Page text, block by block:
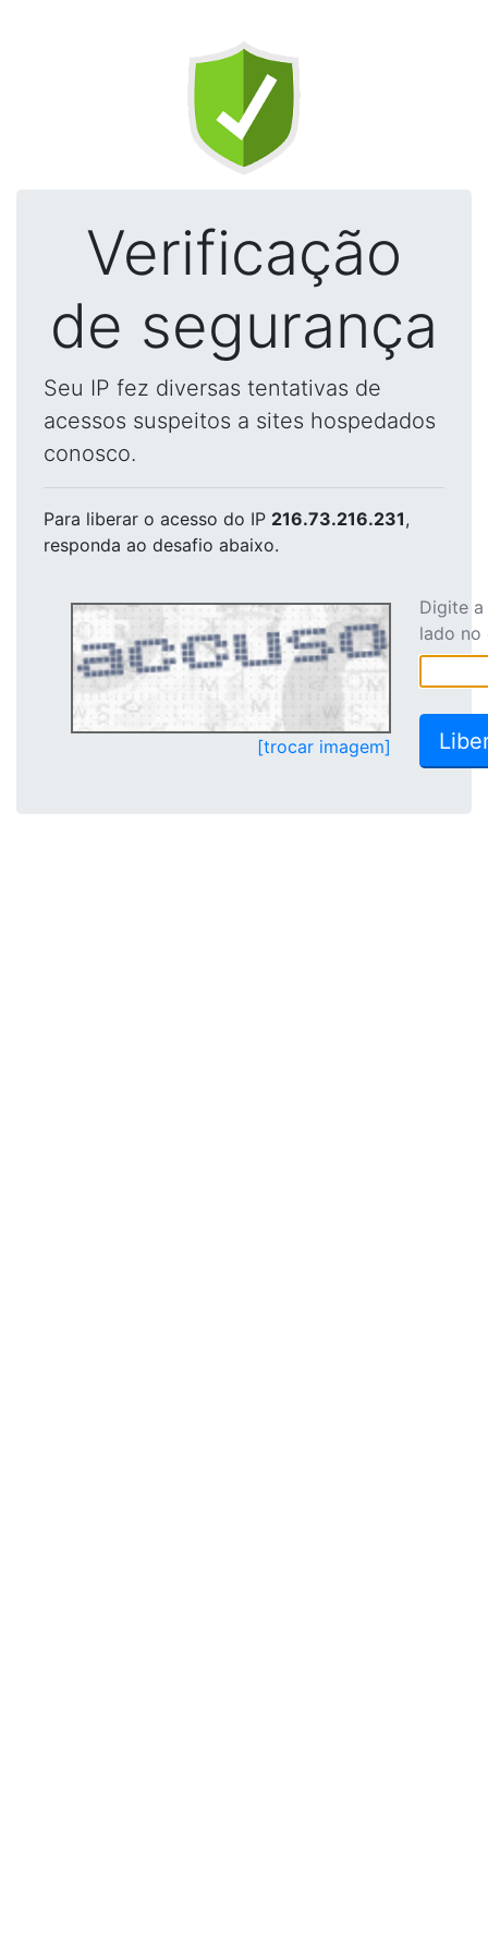
Verificação
de segurança
Seu IP fez diversas tentativas de
acessos suspeitos a sites hospedados
conosco.
Para liberar o acesso do IP 216.73.216.231,
responda ao desafio abaixo.
[trocar imagem]
Digite
lado no